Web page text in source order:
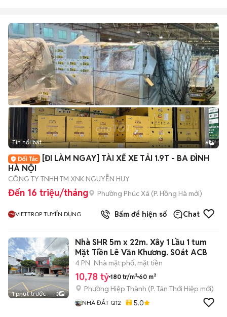
+2
Tin nổi bật 6
[ĐI LÀM NGAY] TÀI XẾ XE TẢI 1.9T - BA ĐÌNH
HÀ NỘI
CÔNG TY TNHH TM XNK NGUYỄN HUY
Đến 16 triệu/tháng Phường Phúc Xá (P. Hồng Hà mới)
VIETTROP TUYỂN DỤNG Bấm để hiện số Chat
1 phút trước 3
Nhà SHR 5m x 22m. Xây 1 Lầu 1 tum
Mặt Tiền Lê Văn Khương. S0át ACB
4 PN Nhà mặt phố, mặt tiền
10,78 tỷ 180 tr/m² 60 m²
Phường Hiệp Thành (P. Tân Thới Hiệp mới)
NHÀ ĐẤT Q12 5.0